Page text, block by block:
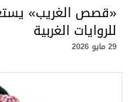
«قصص الغريب»
للروايات الغربية
29 مايو 2026